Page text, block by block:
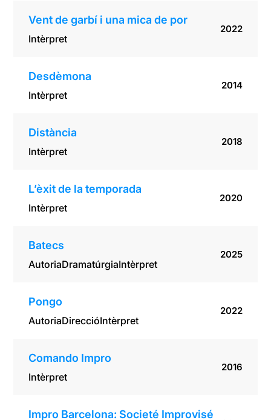
Vent de garbí i una mica de por
Intèrpret
2022
Desdèmona
Intèrpret
2014
Distància
Intèrpret
2018
L’èxit de la temporada
Intèrpret
2020
Batecs
AutoriaDramatúrgiaIntèrpret
2025
Pongo
AutoriaDireccióIntèrpret
2022
Comando Impro
Intèrpret
2016
Impro Barcelona: Societé Improvisé